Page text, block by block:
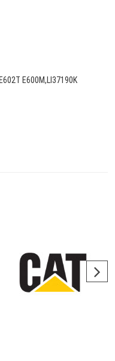
E600M,LI37190K